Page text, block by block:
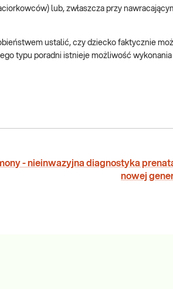
lub, zwłaszcza przy
ustalić, czy dziecko faktycznie
typu poradni istnieje możliwość
- nieinwazyjna diagnostyka
nowej